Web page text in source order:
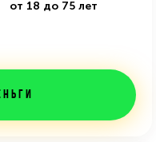
от 18 до 75 лет